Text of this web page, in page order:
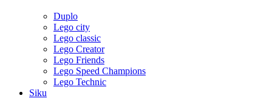
Duplo
Lego city
Lego classic
Lego Creator
Lego Friends
Lego Speed Champions
Lego Technic
Siku